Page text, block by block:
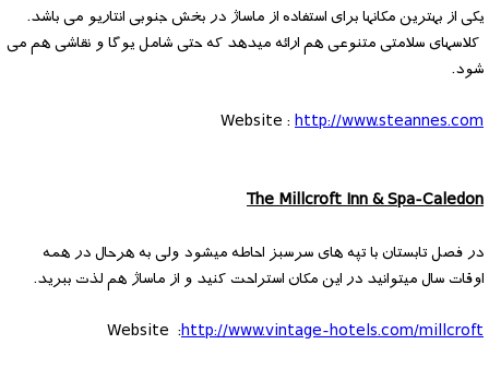
یکی از بهترین مکانها برای استفاده از ماساژ در بخش جنوبی انتاریو می باشد.
کلاسهای سلامتی متنوعی هم ارائه میدهد که حتی شامل یوگا و نقاشی هم می
شود.
Website :http://www.steannes.com
The Millcroft Inn & Spa-Caledon
در فصل تابستان با تپه های سرسبز احاطه میشود ولی به هرحال در همه
اوقات سال میتوانید در این مکان استراحت کنید و از ماساژ هم لذت ببرید.
Website :http://www.vintage-hotels.com/millcroft